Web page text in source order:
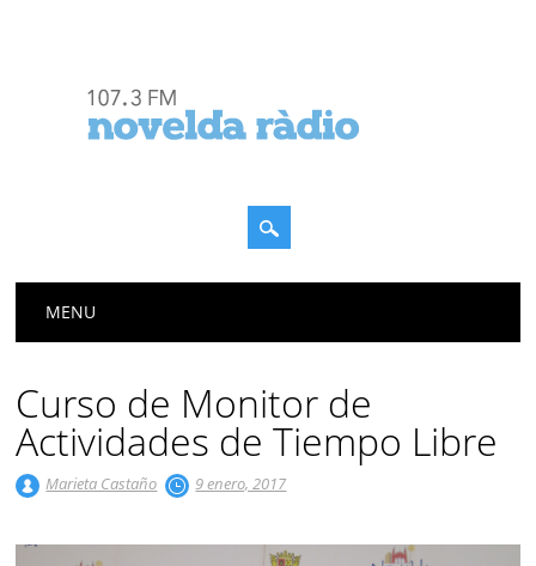
Menú principal
MENU
Curso de Monitor de
Actividades de Tiempo Libre
Marieta Castaño 9 enero, 2017